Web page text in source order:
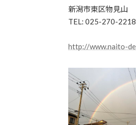
新潟市東区物見山
TEL: 025-270-2218
http://www.naito-